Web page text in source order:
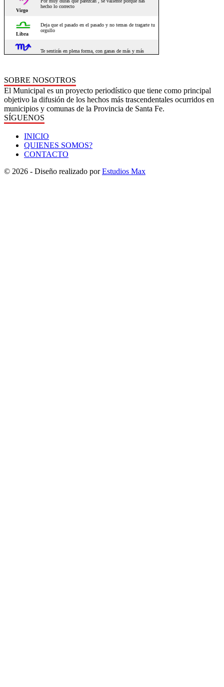
SOBRE NOSOTROS
El Municipal es un proyecto periodístico que tiene como principal
objetivo la difusión de los hechos más trascendentales ocurridos en
municipios y comunas de la Provincia de Santa Fe.
SÍGUENOS
INICIO
QUIENES SOMOS?
CONTACTO
© 2026 - Diseño realizado porEstudios Max